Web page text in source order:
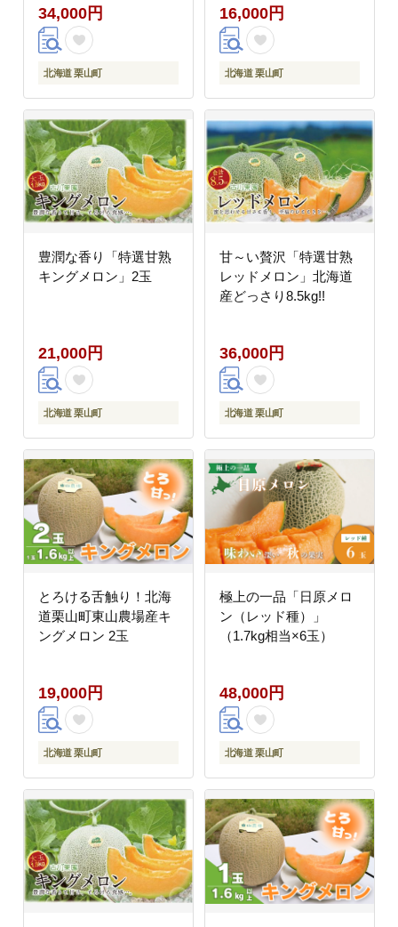
34,000円
北海道 栗山町
16,000円
北海道 栗山町
豊潤な香り「特選甘熟
キングメロン」2玉
21,000円
北海道 栗山町
甘～い贅沢「特選甘熟
レッドメロン」北海道
産どっさり8.5kg!!
36,000円
北海道 栗山町
とろける舌触り！北海
道栗山町東山農場産キ
ングメロン 2玉
19,000円
北海道 栗山町
極上の一品「日原メロ
ン（レッド種）」
（1.7kg相当×6玉）
48,000円
北海道 栗山町